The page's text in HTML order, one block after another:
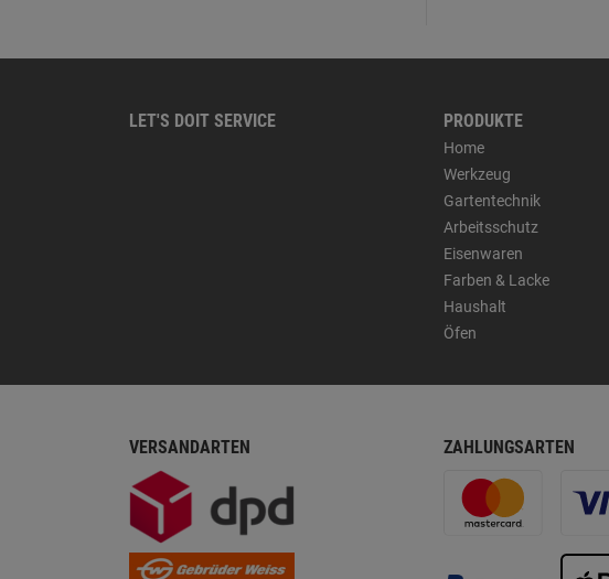
LET'S DOIT SERVICE PRODUKTE
Home
Werkzeug
Gartentechnik
Arbeitsschutz
Eisenwaren
Farben & Lacke
Haushalt
Öfen
VERSANDARTEN ZAHLUNGSARTEN